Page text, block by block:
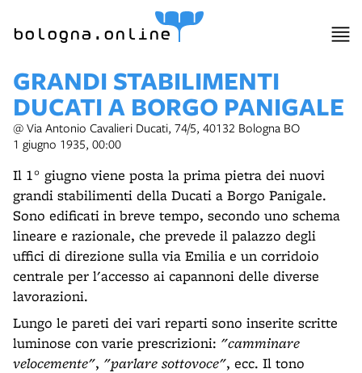
bologna.online
GRANDI STABILIMENTI
DUCATI A BORGO PANIGALE
@ Via Antonio Cavalieri Ducati, 74/5, 40132 Bologna BO
1 giugno 1935, 00:00
Il 1° giugno viene posta la prima pietra dei nuovi
grandi stabilimenti della Ducati a Borgo Panigale.
Sono edificati in breve tempo, secondo uno schema
lineare e razionale, che prevede il palazzo degli
uffici di direzione sulla via Emilia e un corridoio
centrale per l'accesso ai capannoni delle diverse
lavorazioni.
Lungo le pareti dei vari reparti sono inserite scritte
luminose con varie prescrizioni: "camminare
velocemente", "parlare sottovoce", ecc. Il tono